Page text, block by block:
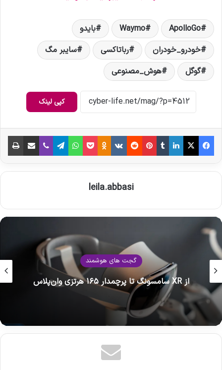
ApolloGo
Waymo
بایدو
خودرو_خودران
رباتاکسی
سایبر مگ
گوگل
هوش_مصنوعی
کپی لینک
فیس بوک X لینکدین ‫تامبلر ‫پین‌ترست ‫رددیت ‫VKontakte
‫Odnoklassniki پاکت واتس آپ تلگرام وایبر اشتراک گذاری از طریق ایمیل
leila.abbasi
ربات‌های هوشمند
پوست زنده برای ربات‌ها: مرز بین انسان و ماشین
محو می‌شود